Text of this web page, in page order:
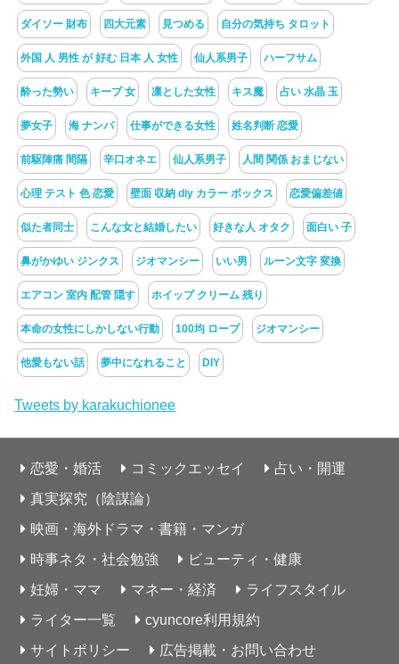
ダイソー 財布 四大元素 見つめる 自分の気持ち タロット
外国 人 男性 が 好む 日本 人 女性 仙人系男子 ハーフサム
酔った勢い キープ 女 凛とした女性 キス魔 占い 水晶 玉
夢女子 海 ナンパ 仕事ができる女性 姓名判断 恋愛
前駆陣痛 間隔 辛口オネエ 仙人系男子 人間 関係 おまじない
心理 テスト 色 恋愛 壁面 収納 diy カラー ボックス 恋愛偏差値
似た者同士 こんな女と結婚したい 好きな人 オタク 面白い 子
鼻がかゆい ジンクス ジオマンシー いい男 ルーン文字 変換
エアコン 室内 配管 隠す ホイップ クリーム 残り
本命の女性にしかしない行動 100均 ロープ ジオマンシー
他愛もない話 夢中になれること DIY
Tweets by karakuchionee
恋愛・婚活 コミックエッセイ
占い・開運
真実探究（陰謀論）
映画・海外ドラマ・書籍・マンガ
時事ネタ・社会勉強
ビューティ・健康
妊婦・ママ
マネー・経済
ライフスタイル
ライター一覧
cyuncore利用規約
サイトポリシー
広告掲載・お問い合わせ